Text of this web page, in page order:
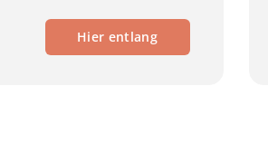
Hier entlang